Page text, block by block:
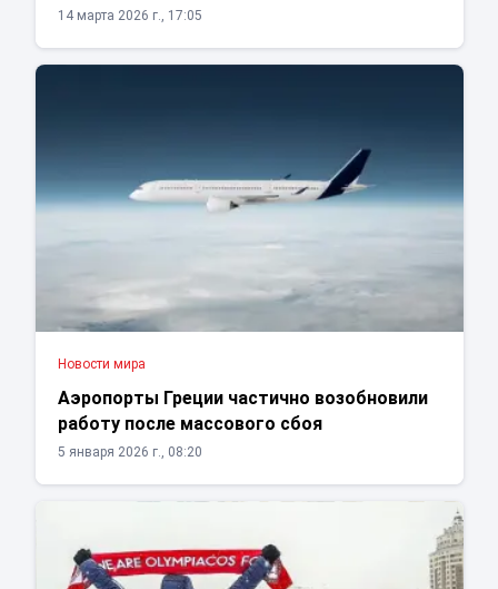
14 марта 2026 г., 17:05
Новости мира
Аэропорты Греции частично возобновили
работу после массового сбоя
5 января 2026 г., 08:20